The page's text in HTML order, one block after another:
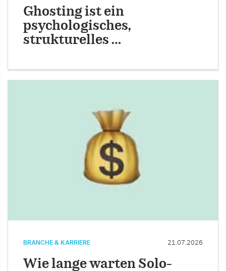
Ghosting ist ein
psychologisches,
strukturelles …
BRANCHE & KARRIERE 21.07.2026
Wie lange warten Solo-